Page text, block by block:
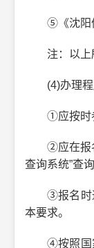
⑤《沈阳体
注：以上所
(4)办理程
①应按时参
②应在报名
查询系统”查询
③报名时通
本要求。
④按照国家